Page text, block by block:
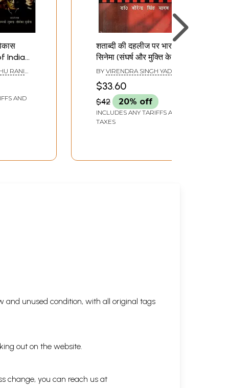
Indian
RANI
AND
शताब्दी की दहलीज पर भारतीय
सिनेमा (संघर्ष और मुक्ति के नए
क्षितिज) - Indian Cinema
at the Threshold of the
Century (New Horizons
of Struggle and
Liberation)
BY VIRENDRA SINGH YADAV
$33.60
$42 20% off
INCLUDES ANY TARIFFS AND
TAXES
and unused condition, with all original tags
out on the website.
change, you can reach us at